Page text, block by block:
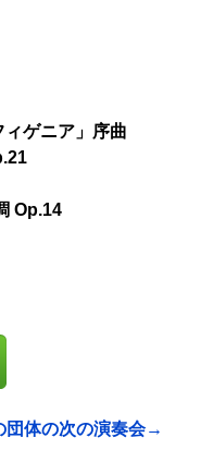
ゲニア」序曲
Op.14
団体の次の演奏会→